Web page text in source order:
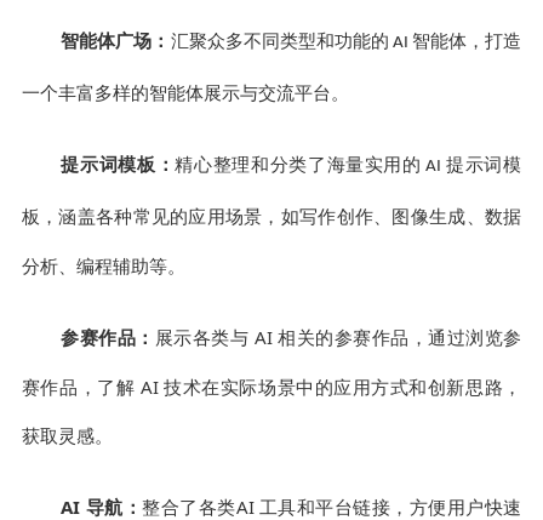
智能体广场： 汇聚众多不同类型和功能的 AI 智能体，打造
一个丰富多样的智能体展示与交流平台。
提示词模板：精心整理和分类了海量实用的 AI提示词模
板，涵盖各种常见的应用场景，如写作创作、图像生成、数据
分析、编程辅助等。
参赛作品 ： 展示各类与 AI相关的参赛作品，通过浏览参
赛作品，了解 AI技术在实际场景中的应用方式和创新思路，
获取灵感。
AI 导航：整合了各类AI 工具和平台链接，方便用户快速